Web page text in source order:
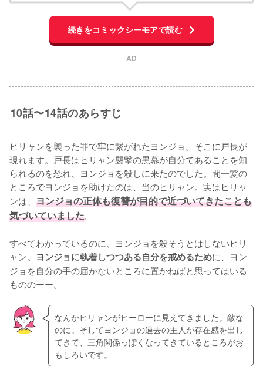
続きをコミックシーモアで読む
AD
10話〜14話のあらすじ
ヒリャンを襲った罪で牢に繋がれたヨンジョ。そこに戸長が
現れます。戸長はヒリャン襲撃の黒幕が自分であることを知
られるのを恐れ、ヨンジョを殺しに来たのでした。間一髪の
ところでヨンジョを助けたのは、当のヒリャン。実はヒリャ
ンは、 ヨンジョの正体も復讐が目的で近づいてきたことも
気づいていました。
すべてわかっているのに、ヨンジョを殺そうとはしないヒリ
ャン。 ヨンジョに執着しつつある自分を戒めるために、ヨン
ジョを自分の手の届かないところに置かねばと思ってはいる
もののーー。
なんかヒリャンがヒーローに見えてきました。敵な
のに。そしてヨンジョの過去の主人が存在感を出し
てきて、三角関係っぽくなってきているところがお
もしろいです。